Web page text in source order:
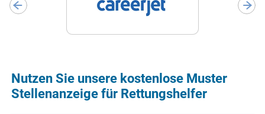
Nutzen Sie unsere kostenlose Muster
Stellenanzeige für Rettungshelfer